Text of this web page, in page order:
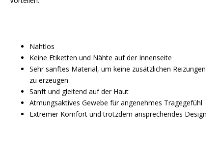
Nahtlos
Keine Etiketten und Nähte auf der Innenseite
Sehr sanftes Material, um keine zusätzlichen Reizungen
zu erzeugen
Sanft und gleitend auf der Haut
Atmungsaktives Gewebe für angenehmes Tragegefühl
Extremer Komfort und trotzdem ansprechendes Design